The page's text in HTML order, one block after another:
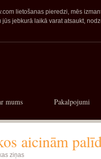
lietošanas pieredzi, mēs
jebkurā laikā varat atsaukt,
mums Pakalpojumi
aicinām
ziņas